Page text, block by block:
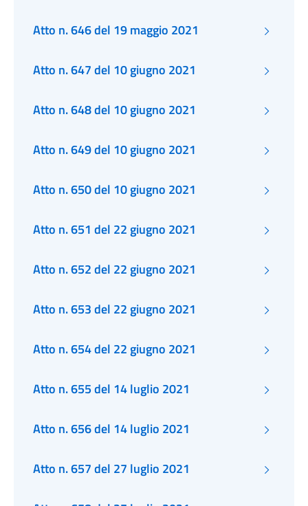
Atto n. 646 del 19 maggio 2021
Atto n. 647 del 10 giugno 2021
Atto n. 648 del 10 giugno 2021
Atto n. 649 del 10 giugno 2021
Atto n. 650 del 10 giugno 2021
Atto n. 651 del 22 giugno 2021
Atto n. 652 del 22 giugno 2021
Atto n. 653 del 22 giugno 2021
Atto n. 654 del 22 giugno 2021
Atto n. 655 del 14 luglio 2021
Atto n. 656 del 14 luglio 2021
Atto n. 657 del 27 luglio 2021